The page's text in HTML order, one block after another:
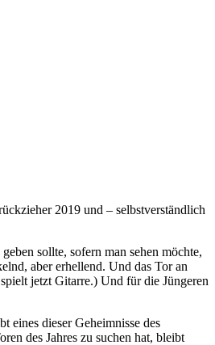
2019 und – selbstverständlich
sollte, sofern man sehen möchte,
aber erhellend. Und das Tor an
jetzt Gitarre.) Und für die Jüngeren
eines dieser Geheimnisse des
des Jahres zu suchen hat, bleibt